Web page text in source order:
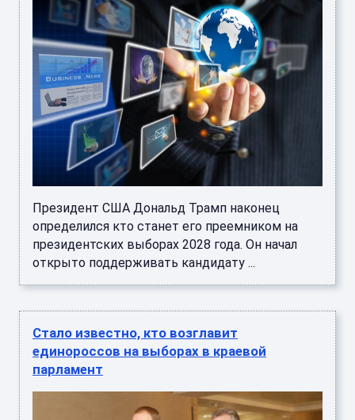
Президент США Дональд Трамп наконец
определился кто станет его преемником на
президентских выборах 2028 года. Он начал
открыто поддерживать кандидату ...
Стало известно, кто возглавит
единороссов на выборах в краевой
парламент